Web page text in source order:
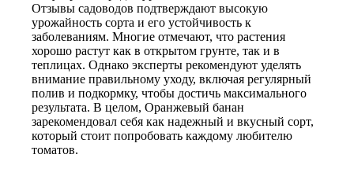
Отзывы садоводов подтверждают высокую
урожайность сорта и его устойчивость к
заболеваниям. Многие отмечают, что растения
хорошо растут как в открытом грунте, так и в
теплицах. Однако эксперты рекомендуют уделять
внимание правильному уходу, включая регулярный
полив и подкормку, чтобы достичь максимального
результата. В целом, Оранжевый банан
зарекомендовал себя как надежный и вкусный сорт,
который стоит попробовать каждому любителю
томатов.